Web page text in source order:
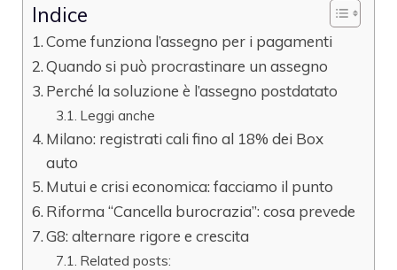
Indice
Come funziona l’assegno per i pagamenti
Quando si può procrastinare un assegno
Perché la soluzione è l’assegno postdatato
Leggi anche
Milano: registrati cali fino al 18% dei Box
auto
Mutui e crisi economica: facciamo il punto
Riforma “Cancella burocrazia”: cosa prevede
G8: alternare rigore e crescita
Related posts: